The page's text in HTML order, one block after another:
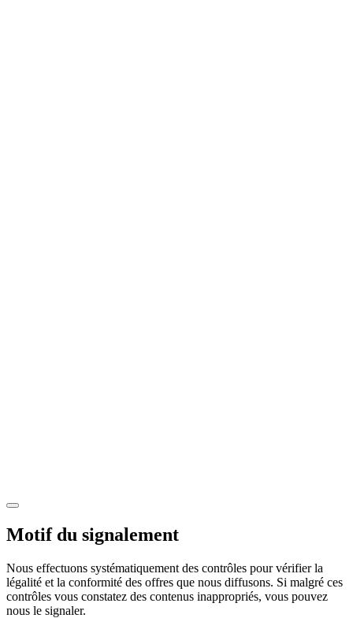
Motif du signalement
Nous effectuons systématiquement des contrôles pour vérifier la
légalité et la conformité des offres que nous diffusons. Si malgré ces
contrôles vous constatez des contenus inappropriés, vous pouvez
nous le signaler.